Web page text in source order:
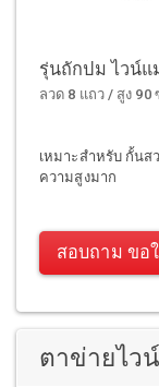
รุ่นถักปม ไวน์แ
ลวด 8 แถว / สูง 90
เหมาะสำหรับ กั้นส
ความสูงมาก
สอบถาม ขอ
ตาข่ายไว